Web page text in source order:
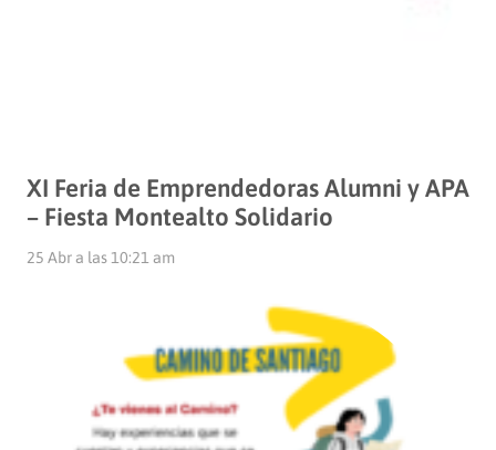
XI Feria de Emprendedoras Alumni y APA
– Fiesta Montealto Solidario
25 Abr a las 10:21 am